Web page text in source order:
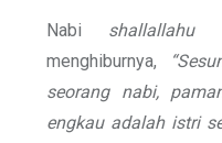
Nabi
menghiburnya,
seorang nabi,
engkau adalah istri